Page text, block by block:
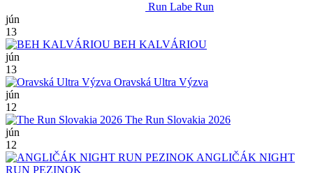
Run Labe Run
jún
13
BEH KALVÁRIOU
jún
13
Oravská Ultra Výzva
jún
12
The Run Slovakia 2026
jún
12
ANGLIČÁK NIGHT
RUN PEZINOK